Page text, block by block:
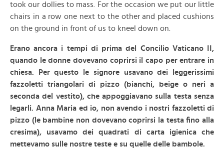
took our dollies to mass. For the occasion we put our little
chairs in a row one next to the other and placed cushions
on the ground in front of us to kneel down on.
Erano ancora i tempi di prima del Concilio Vaticano II,
quando le donne dovevano coprirsi il capo per entrare in
chiesa. Per questo le signore usavano dei leggerissimi
fazzoletti triangolari di pizzo (bianchi, beige o neri a
seconda del vestito), che appoggiavano sulla testa senza
legarli. Anna Maria ed io, non avendo i nostri fazzoletti di
pizzo (le bambine non dovevano coprirsi la testa fino alla
cresima), usavamo dei quadrati di carta igienica che
mettevamo sulle nostre teste e su quelle delle bambole.